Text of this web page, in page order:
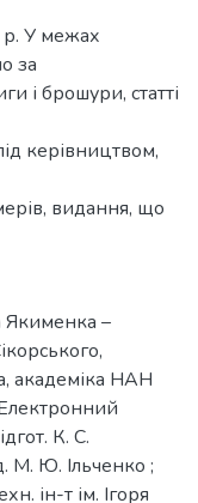
У межах
за
і брошури, статті
керівництвом,
видання, що
Якименка –
академіка НАН
К. С.
М. Ю. Ільченко ;
ін-т ім. Ігоря